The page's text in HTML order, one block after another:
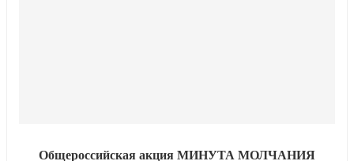
Общероссийская акция МИНУТА МОЛЧАНИЯ